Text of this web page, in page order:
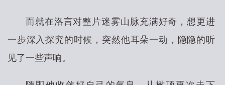
而就在洛言对整片迷雾山脉充满好奇，想更进
一步深入探究的时候，突然他耳朵一动，隐隐的听
见了一些声响。